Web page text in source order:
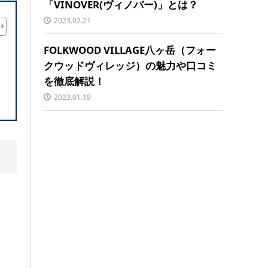
「VINOVER(ヴィノバー)」とは？
2023.02.21
FOLKWOOD VILLAGE八ヶ岳（フォー
クウッドヴィレッジ）の魅力や口コミ
を徹底解説！
2023.01.19